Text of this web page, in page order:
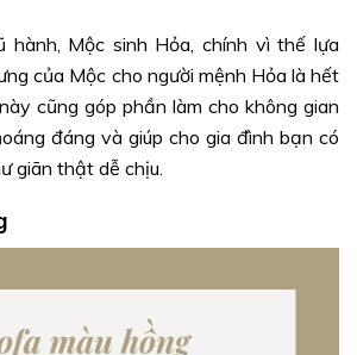
hành, Mộc sinh Hỏa, chính vì thế lựa
của Mộc cho người mệnh Hỏa là hết
cũng góp phần làm cho không gian
đáng và giúp cho gia đình bạn có
giãn thật dễ chịu.